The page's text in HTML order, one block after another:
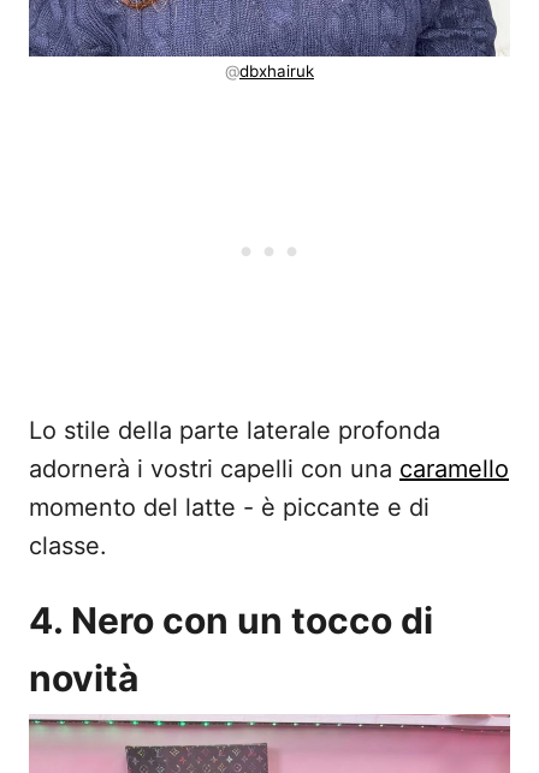
@dbxhairuk
Lo stile della parte laterale profonda
adornerà i vostri capelli con una caramello
momento del latte - è piccante e di
classe.
4. Nero con un tocco di
novità